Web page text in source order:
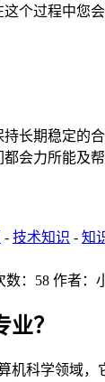
个过程中您
长期稳定的
会力所能及
- 技术知识 - 知
数：58 作者：
？
机科学领域，